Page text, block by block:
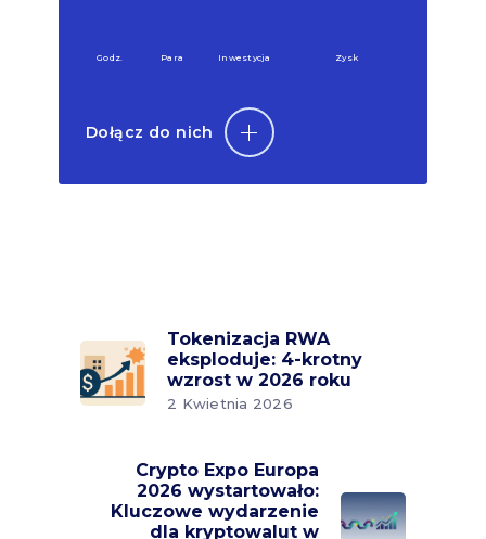
Godz. Para Inwestycja Zysk
Dołącz do nich
Tokenizacja RWA
eksploduje: 4-krotny
wzrost w 2026 roku
2 Kwietnia 2026
Crypto Expo Europa
2026 wystartowało:
Kluczowe wydarzenie
dla kryptowalut w